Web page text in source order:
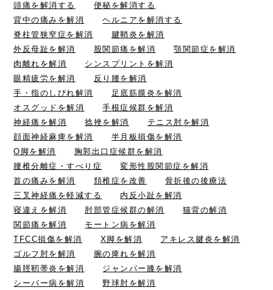
頭痛を解消する
便秘を解消する
背中の痛みを解消
ヘルニアを解消する
脊柱管狭窄症を解消
腱鞘炎を解消
外反母趾を解消
股関節痛を解消
顎関節症を解消
肉離れを解消
シンスプリントを解消
眼精疲労を解消
反り腰を解消
手・指のしびれ解消
足底筋膜炎を解消
オスグッドを解消
手根症候群を解消
神経痛を解消
捻挫を解消
テニス肘を解消
顔面神経麻痺を解消
半月板損傷を解消
O脚を解消
胸郭出口症候群を解消
腰椎分離症・すべり症
変形性股関節症を解消
首の痛みを解消
頚椎症を改善
骨折後の後療法
三叉神経痛を軽減する
内反小趾を解消
寝違えを解消
肘部管症候群の解消
猫背の解消
関節痛を解消
モートン病を解消
TFCC損傷を解消
X脚を解消
アキレス腱炎を解消
ゴルフ肘を解消
腕の痺れを解消
腸脛靭帯炎を解消
ジャンパー膝を解消
シーバー病を解消
野球肘を解消